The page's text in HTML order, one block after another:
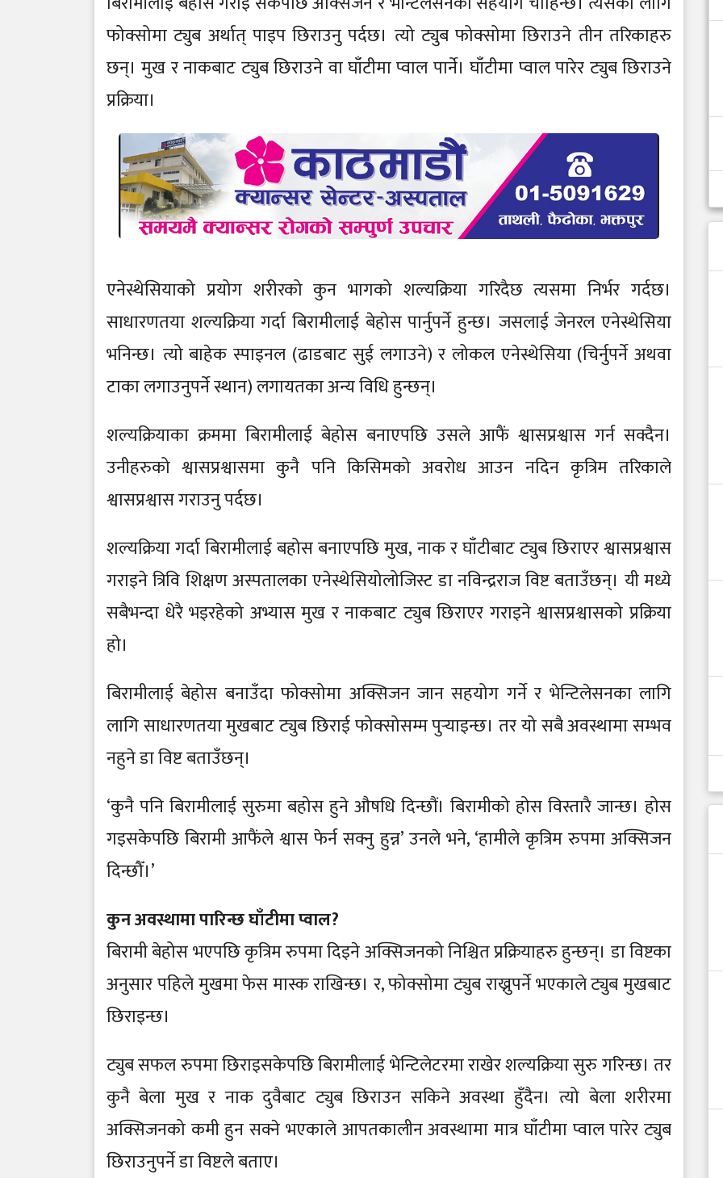
फोक्सोमा ट्युब अर्थात् पाइप छिराउनु पर्दछ। त्यो ट्युब फोक्सोमा छिराउने तीन तरिकाहरु
छन्। मुख र नाकबाट ट्युब छिराउने वा घाँटीमा प्वाल पार्ने। घाँटीमा प्वाल पारेर ट्युब छिराउने
प्रक्रिया।
एनेस्थेसियाको प्रयोग शरीरको कुन भागको शल्यक्रिया गरिदैछ त्यसमा निर्भर गर्दछ।
साधारणतया शल्यक्रिया गर्दा बिरामीलाई बेहोस पार्नुपर्ने हुन्छ। जसलाई जेनरल एनेस्थेसिया
भनिन्छ। त्यो बाहेक स्पाइनल (ढाडबाट सुई लगाउने) र लोकल एनेस्थेसिया (चिर्नुपर्ने अथवा
टाका लगाउनुपर्ने स्थान) लगायतका अन्य विधि हुन्छन्।
शल्यक्रियाका क्रममा बिरामीलाई बेहोस बनाएपछि उसले आफैं श्वासप्रश्वास गर्न सक्दैन।
उनीहरुको श्वासप्रश्वासमा कुनै पनि किसिमको अवरोध आउन नदिन कृत्रिम तरिकाले
श्वासप्रश्वास गराउनु पर्दछ।
शल्यक्रिया गर्दा बिरामीलाई बहोस बनाएपछि मुख, नाक र घाँटीबाट ट्युब छिराएर श्वासप्रश्वास
गराइने त्रिवि शिक्षण अस्पतालका एनेस्थेसियोलोजिस्ट डा नविन्द्रराज विष्ट बताउँछन्। यी मध्ये
सबैभन्दा धेरै भइरहेको अभ्यास मुख र नाकबाट ट्युब छिराएर गराइने श्वासप्रश्वासको प्रक्रिया
हो।
बिरामीलाई बेहोस बनाउँदा फोक्सोमा अक्सिजन जान सहयोग गर्ने र भेन्टिलेसनका लागि
लागि साधारणतया मुखबाट ट्युब छिराई फोक्सोसम्म पुर्‍याइन्छ। तर यो सबै अवस्थामा सम्भव
नहुने डा विष्ट बताउँछन्।
‘कुनै पनि बिरामीलाई सुरुमा बहोस हुने औषधि दिन्छौं। बिरामीको होस विस्तारै जान्छ। होस
गइसकेपछि बिरामी आफैंले श्वास फेर्न सक्नु हुन्न’ उनले भने, ‘हामीले कृत्रिम रुपमा अक्सिजन
दिन्छौँ।’
कुन अवस्थामा पारिन्छ घाँटीमा प्वाल?
बिरामी बेहोस भएपछि कृत्रिम रुपमा दिइने अक्सिजनको निश्चित प्रक्रियाहरु हुन्छन्। डा विष्टका
अनुसार पहिले मुखमा फेस मास्क राखिन्छ। र, फोक्सोमा ट्युब राख्नुपर्ने भएकाले ट्युब मुखबाट
छिराइन्छ।
ट्युब सफल रुपमा छिराइसकेपछि बिरामीलाई भेन्टिलेटरमा राखेर शल्यक्रिया सुरु गरिन्छ। तर
कुनै बेला मुख र नाक दुवैबाट ट्युब छिराउन सकिने अवस्था हुँदैन। त्यो बेला शरीरमा
अक्सिजनको कमी हुन सक्ने भएकाले आपतकालीन अवस्थामा मात्र घाँटीमा प्वाल पारेर ट्युब
छिराउनुपर्ने डा विष्टले बताए।